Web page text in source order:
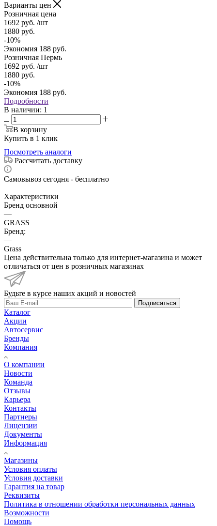
Варианты цен
Розничная цена
1692 руб. /шт
1880 руб.
-10%
Экономия 188 руб.
Розничная Пермь
1692 руб. /шт
1880 руб.
-10%
Экономия 188 руб.
Подробности
В наличии: 1
В корзину
Купить в 1 клик
Посмотреть аналоги
Рассчитать доставку
Самовывоз сегодня - бесплатно
Характеристики
Бренд основной
—
GRASS
Бренд:
—
Grass
Цена действительна только для интернет-магазина и может
отличаться от цен в розничных магазинах
Будьте в курсе наших акций и новостей
Подписаться
Каталог
Акции
Автосервис
Бренды
Компания
О компании
Новости
Команда
Отзывы
Карьера
Контакты
Партнеры
Лицензии
Документы
Информация
Магазины
Условия оплаты
Условия доставки
Гарантия на товар
Реквизиты
Политика в отношении обработки персональных данных
Возможности
Помощь